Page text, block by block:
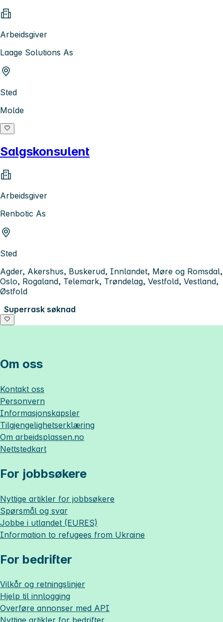
Arbeidsgiver
Laage Solutions As
Sted
Molde
Salgskonsulent
Arbeidsgiver
Renbotic As
Sted
Agder, Akershus, Buskerud, Innlandet, Møre og Romsdal,
Oslo, Rogaland, Telemark, Trøndelag, Vestfold, Vestland,
Østfold
Superrask søknad
Om oss
Kontakt oss
Personvern
Informasjonskapsler
Tilgjengelighetserklæring
Om arbeidsplassen.no
Nettstedkart
For jobbsøkere
Nyttige artikler for jobbsøkere
Spørsmål og svar
Jobbe i utlandet (EURES)
Information to refugees from Ukraine
For bedrifter
Vilkår og retningslinjer
Hjelp til innlogging
Overføre annonser med API